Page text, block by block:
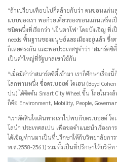
“ถ้าเปรียบเทียบไปก็คล้ายกับว่า คนขอนแก่น
แบบของเรา พอก๋วยเตี๋ยวของขอนแก่นเสร็จ
ชนิดหนึ่งที่เรียกว่า ‘เย็นตาโฟ’ โดยบังเอิญ
needs พื้นฐานของมนุษย์และเมืองอยู่แล้ว ซึ่ง
ก็เลยตรงกัน และพอประเทศชูคำว่า ‘สมาร์ตซิ
เป็นคำใหญ่ที่รัฐบาลเขาใช้กัน
“เมื่อมีคำว่าสมาร์ตซิตี้เข้ามา เราก็ศึกษาเรื่อ
โลกท่านหนึ่ง ชื่อดร.บอยด์ โคเฮน (Boyd
ปน) ได้คิดค้น Smart City Wheel ขึ้น โดยในว
ก็คือ Environment, Mobility, People,
“เราตัดสินใจเดินทางเราไปพบกับดร.บอยด์ โ
โลน่า ประเทศสเปน เพื่อขอคำแนะนำเรื่องก
ได้เชิญท่านมาเป็นที่ปรึกษาให้กับวิทยาลัยกา
พ.ศ.2558-2561) รวมทั้งเป็นที่ปรึกษาให้บริษั